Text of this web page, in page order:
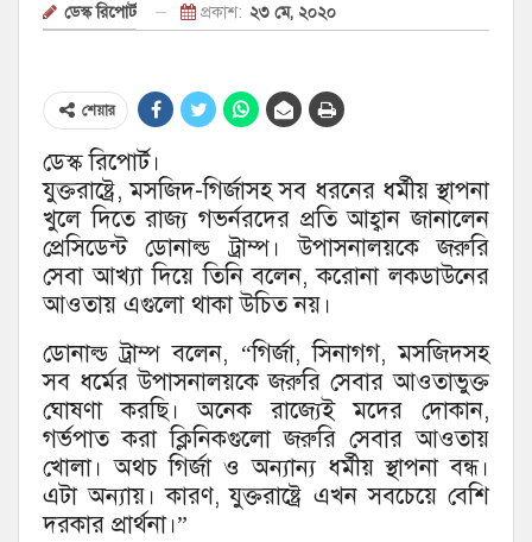
ডেস্ক রিপোর্ট প্রকাশ: ২৩ মে, ২০২০
শেয়ার
ডেস্ক রিপোর্ট।
যুক্তরাষ্ট্রে, মসজিদ-গির্জাসহ সব ধরনের ধর্মীয় স্থাপনা
খুলে দিতে রাজ্য গভর্নরদের প্রতি আহ্বান জানালেন
প্রেসিডেন্ট ডোনাল্ড ট্রাম্প। উপাসনালয়কে জরুরি
সেবা আখ্যা দিয়ে তিনি বলেন, করোনা লকডাউনের
আওতায় এগুলো থাকা উচিত নয়।
ডোনাল্ড ট্রাম্প বলেন, “গির্জা, সিনাগগ, মসজিদসহ
সব ধর্মের উপাসনালয়কে জরুরি সেবার আওতাভুক্ত
ঘোষণা করছি। অনেক রাজ্যেই মদের দোকান,
গর্ভপাত করা ক্লিনিকগুলো জরুরি সেবার আওতায়
খোলা। অথচ গির্জা ও অন্যান্য ধর্মীয় স্থাপনা বন্ধ।
এটা অন্যায়। কারণ, যুক্তরাষ্ট্রে এখন সবচেয়ে বেশি
দরকার প্রার্থনা।”